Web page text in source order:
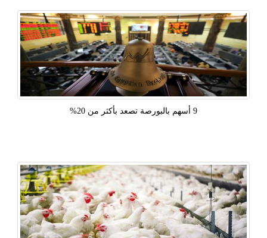
9 أسهم بالبورصة تصعد بأكثر من 20%